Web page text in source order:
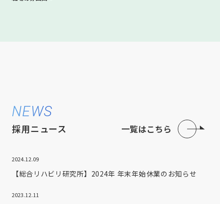
NEWS
採用ニュース 一覧はこちら
2024.12.09
【総合リハビリ研究所】2024年 年末年始休業のお知らせ
2023.12.11